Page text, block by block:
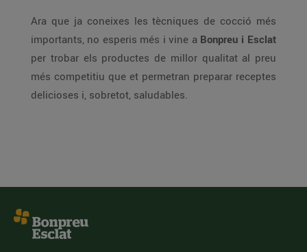
Ara que ja coneixes les tècniques de cocció més
importants, no esperis més i vine a Bonpreu i Esclat
per trobar els productes de millor qualitat al preu
més competitiu que et permetran preparar receptes
delicioses i, sobretot, saludables.